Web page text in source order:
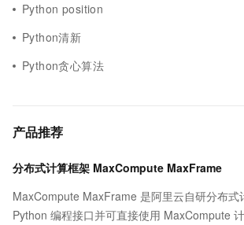
Python position
Python清新
Python贪心算法
产品推荐
分布式计算框架 MaxCompute MaxFrame
MaxCompute MaxFrame 是阿里云自研分布式
Python 编程接口并可直接使用 MaxCompute